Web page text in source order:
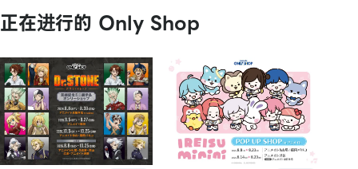
正在进行的 Only Shop